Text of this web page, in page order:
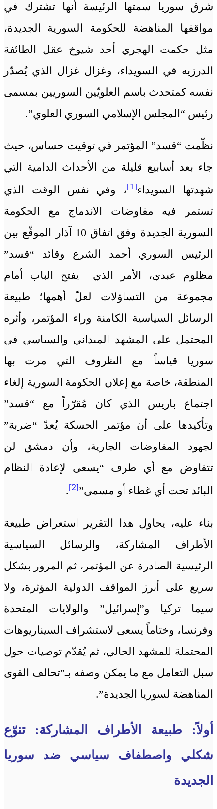
شرق سوريا سمتها الرئيسة أنها تشترك في
مواقفها المناهضة للحكومة السورية الجديدة،
مثل حكمت الهجري أحد شيوخ عقل الطائفة
الدرزية في السويداء، وغزال غزال الذي يُصدّر
نفسه كمتحدث باسم العلويّين السوريين بمسمى
رئيس “المجلس الإسلامي السوري العلوي”.
نظّمت “قسد” المؤتمر في توقيت حساس، حيث
جاء بعد أسابيع قليلة من الأحداث الدامية التي
شهدتها السويداء[1]
، وفي نفس الوقت الذي
تستمر فيه مفاوضات الاندماج مع الحكومة
السورية الجديدة وفق اتفاق 10 آذار الموقّع بين
الرئيس السوري أحمد الشرع وقائد “قسد”
مظلوم عبدي، الأمر الذي يفتح الباب أمام
مجموعة من التساؤلات لعلّ أهمها؛ طبيعة
الرسائل السياسية الكامنة وراء المؤتمر، وأثره
المحتمل على المشهد الميداني والسياسي في
سوريا قياساً مع الظروف التي مرت بها
المنطقة، خاصة مع إعلان الحكومة السورية إلغاء
اجتماع باريس الذي كان مُقرّراً مع “قسد”
وتأكيدها على أن مؤتمر الحسكة يُعدّ “ضربة”
لجهود المفاوضات الجارية، وأن دمشق لن
تتفاوض مع أي طرف “يسعى لإعادة النظام
البائد تحت أي غطاء أو مسمى”[2]
.
بناء عليه، يحاول هذا التقرير استعراض طبيعة
الأطراف المشاركة، والرسائل السياسية
الرئيسية الصادرة عن المؤتمر، ثم المرور بشكل
سريع على أبرز المواقف الدولية المؤثرة، ولا
سيما تركيا و”إسرائيل” والولايات المتحدة
وفرنسا، وختاماً يسعى لاستشراف السيناريوهات
المحتملة للمشهد الحالي، ثم يُقدّم توصيات حول
سبل التعامل مع ما يمكن وصفه بـ”تحالف القوى
المناهضة لسوريا الجديدة”.
أولاً: طبيعة الأطراف المشاركة: تنوّع
شكلي واصطفاف سياسي ضد سوريا
الجديدة